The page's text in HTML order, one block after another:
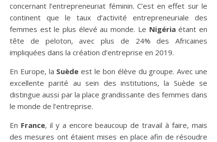
concernant l’entrepreneuriat féminin. C’est en effet sur le
continent que le taux d’activité entrepreneuriale des
femmes est le plus élevé au monde. Le Nigériaétant en
tête de peloton, avec plus de 24% des Africaines
impliquées dans la création d’entreprise en 2019.
En Europe, la Suède est le bon élève du groupe. Avec une
excellente parité au sein des institutions, la Suède se
distingue aussi par la place grandissante des femmes dans
le monde de l’entreprise.
En France, il y a encore beaucoup de travail à faire, mais
des mesures ont étaient mises en place afin de résoudre